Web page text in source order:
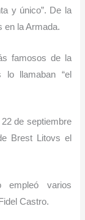
y único”. De la
en la Armada.
famosos de la
lo llamaban “el
22 de septiembre
Brest Litovs el
empleó varios
Castro.